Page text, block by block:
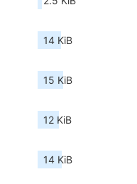
14 KiB
15 KiB
12 KiB
14 KiB